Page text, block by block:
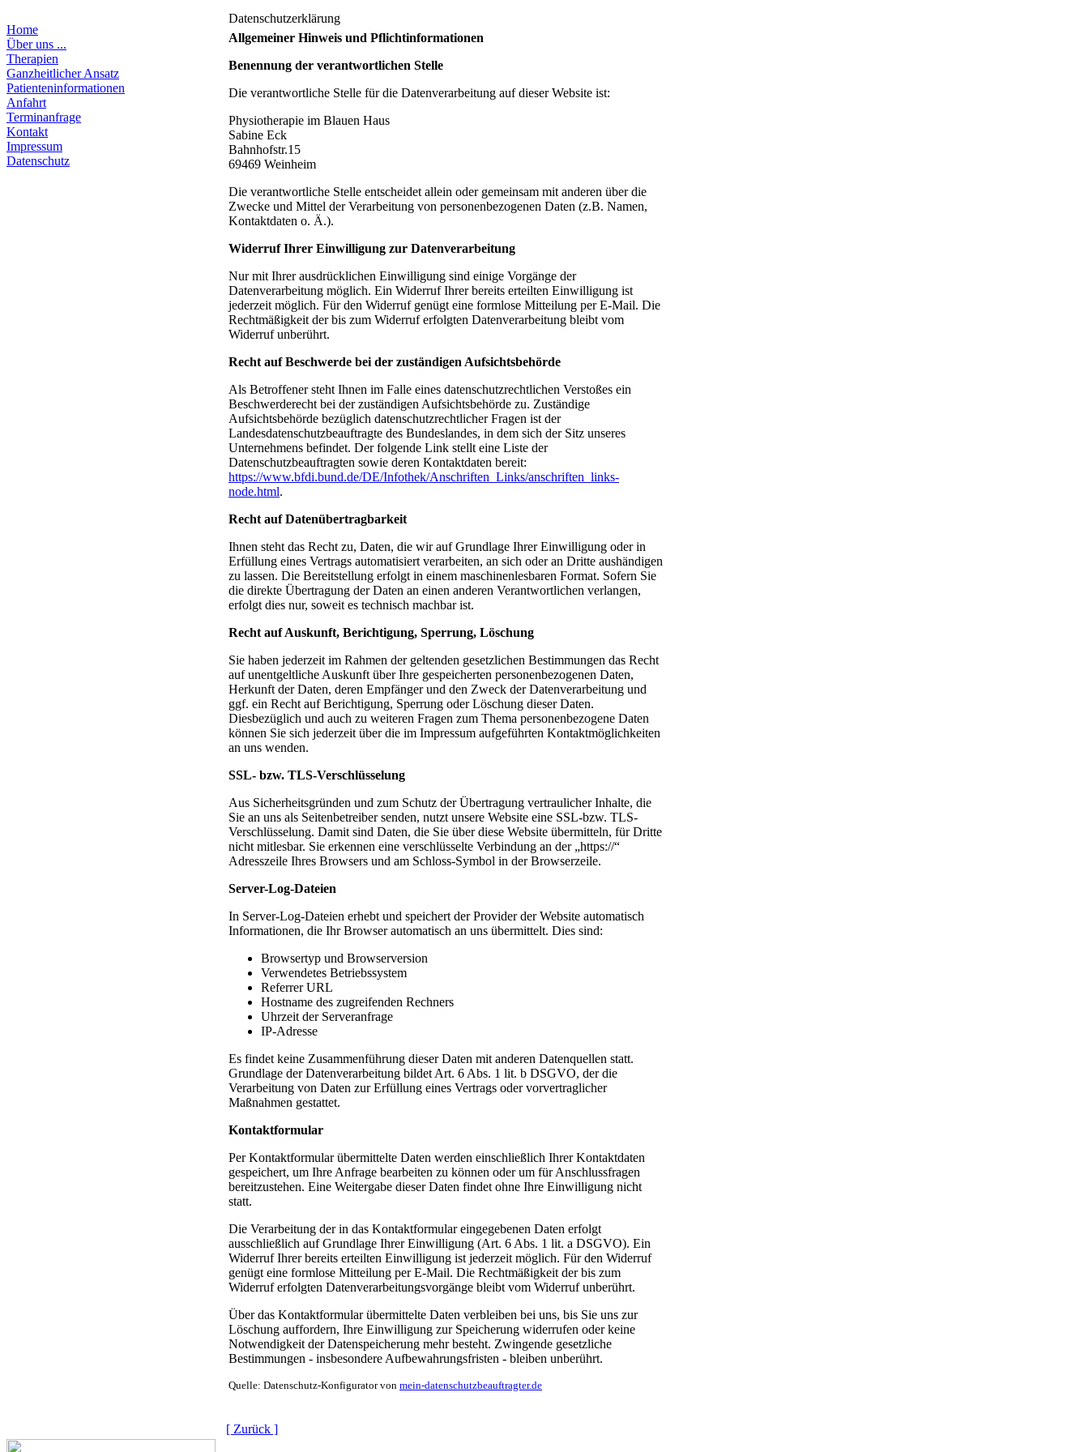
Home
Über uns ...
Therapien
Ganzheitlicher Ansatz
Patienteninformationen
Anfahrt
Terminanfrage
Kontakt
Impressum
Datenschutz
Datenschutzerklärung
Allgemeiner Hinweis und Pflichtinformationen
Benennung der verantwortlichen Stelle
Die verantwortliche Stelle für die Datenverarbeitung auf dieser Website ist:
Physiotherapie im Blauen Haus
Sabine Eck
Bahnhofstr.15
69469 Weinheim
Die verantwortliche Stelle entscheidet allein oder gemeinsam mit anderen über die
Zwecke und Mittel der Verarbeitung von personenbezogenen Daten (z.B. Namen,
Kontaktdaten o. Ä.).
Widerruf Ihrer Einwilligung zur Datenverarbeitung
Nur mit Ihrer ausdrücklichen Einwilligung sind einige Vorgänge der
Datenverarbeitung möglich. Ein Widerruf Ihrer bereits erteilten Einwilligung ist
jederzeit möglich. Für den Widerruf genügt eine formlose Mitteilung per E-Mail. Die
Rechtmäßigkeit der bis zum Widerruf erfolgten Datenverarbeitung bleibt vom
Widerruf unberührt.
Recht auf Beschwerde bei der zuständigen Aufsichtsbehörde
Als Betroffener steht Ihnen im Falle eines datenschutzrechtlichen Verstoßes ein
Beschwerderecht bei der zuständigen Aufsichtsbehörde zu. Zuständige
Aufsichtsbehörde bezüglich datenschutzrechtlicher Fragen ist der
Landesdatenschutzbeauftragte des Bundeslandes, in dem sich der Sitz unseres
Unternehmens befindet. Der folgende Link stellt eine Liste der
Datenschutzbeauftragten sowie deren Kontaktdaten bereit:
https://www.bfdi.bund.de/DE/Infothek/Anschriften_Links/anschriften_links-
node.html.
Recht auf Datenübertragbarkeit
Ihnen steht das Recht zu, Daten, die wir auf Grundlage Ihrer Einwilligung oder in
Erfüllung eines Vertrags automatisiert verarbeiten, an sich oder an Dritte aushändigen
zu lassen. Die Bereitstellung erfolgt in einem maschinenlesbaren Format. Sofern Sie
die direkte Übertragung der Daten an einen anderen Verantwortlichen verlangen,
erfolgt dies nur, soweit es technisch machbar ist.
Recht auf Auskunft, Berichtigung, Sperrung, Löschung
Sie haben jederzeit im Rahmen der geltenden gesetzlichen Bestimmungen das Recht
auf unentgeltliche Auskunft über Ihre gespeicherten personenbezogenen Daten,
Herkunft der Daten, deren Empfänger und den Zweck der Datenverarbeitung und
ggf. ein Recht auf Berichtigung, Sperrung oder Löschung dieser Daten.
Diesbezüglich und auch zu weiteren Fragen zum Thema personenbezogene Daten
können Sie sich jederzeit über die im Impressum aufgeführten Kontaktmöglichkeiten
an uns wenden.
SSL- bzw. TLS-Verschlüsselung
Aus Sicherheitsgründen und zum Schutz der Übertragung vertraulicher Inhalte, die
Sie an uns als Seitenbetreiber senden, nutzt unsere Website eine SSL-bzw. TLS-
Verschlüsselung. Damit sind Daten, die Sie über diese Website übermitteln, für Dritte
nicht mitlesbar. Sie erkennen eine verschlüsselte Verbindung an der „https://“
Adresszeile Ihres Browsers und am Schloss-Symbol in der Browserzeile.
Server-Log-Dateien
In Server-Log-Dateien erhebt und speichert der Provider der Website automatisch
Informationen, die Ihr Browser automatisch an uns übermittelt. Dies sind:
Browsertyp und Browserversion
Verwendetes Betriebssystem
Referrer URL
Hostname des zugreifenden Rechners
Uhrzeit der Serveranfrage
IP-Adresse
Es findet keine Zusammenführung dieser Daten mit anderen Datenquellen statt.
Grundlage der Datenverarbeitung bildet Art. 6 Abs. 1 lit. b DSGVO, der die
Verarbeitung von Daten zur Erfüllung eines Vertrags oder vorvertraglicher
Maßnahmen gestattet.
Kontaktformular
Per Kontaktformular übermittelte Daten werden einschließlich Ihrer Kontaktdaten
gespeichert, um Ihre Anfrage bearbeiten zu können oder um für Anschlussfragen
bereitzustehen. Eine Weitergabe dieser Daten findet ohne Ihre Einwilligung nicht
statt.
Die Verarbeitung der in das Kontaktformular eingegebenen Daten erfolgt
ausschließlich auf Grundlage Ihrer Einwilligung (Art. 6 Abs. 1 lit. a DSGVO). Ein
Widerruf Ihrer bereits erteilten Einwilligung ist jederzeit möglich. Für den Widerruf
genügt eine formlose Mitteilung per E-Mail. Die Rechtmäßigkeit der bis zum
Widerruf erfolgten Datenverarbeitungsvorgänge bleibt vom Widerruf unberührt.
Über das Kontaktformular übermittelte Daten verbleiben bei uns, bis Sie uns zur
Löschung auffordern, Ihre Einwilligung zur Speicherung widerrufen oder keine
Notwendigkeit der Datenspeicherung mehr besteht. Zwingende gesetzliche
Bestimmungen - insbesondere Aufbewahrungsfristen - bleiben unberührt.
Quelle: Datenschutz-Konfigurator von mein-datenschutzbeauftragter.de
[ Zurück ]